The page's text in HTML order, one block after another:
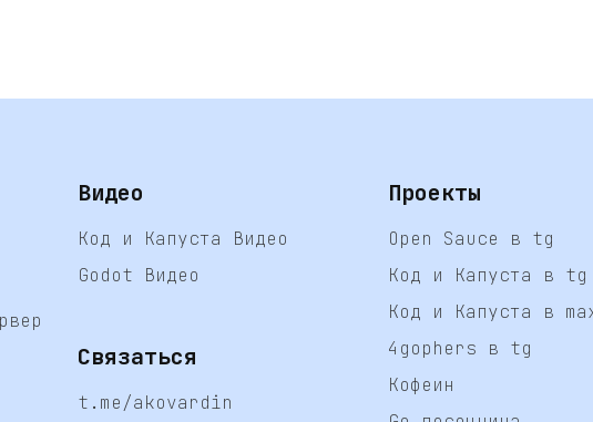
Видео
Код и Капуста Видео
Godot Видео
Связаться
t.me/akovardin
Проекты
Open Sauce в tg
Код и Капуста в tg
Код и Капуста в
4gophers в tg
Кофеин